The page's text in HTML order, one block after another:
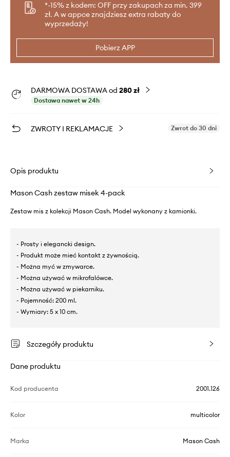
*-15% z kodem: OFF przy zakupach za min. 399
zł. A w appce znajdziesz extra rabaty do
wyprzedaży!
Pobierz APP
DARMOWA DOSTAWA od 280 zł
Dostawa nawet w 24h
ZWROTY I REKLAMACJE Zwrot do 30 dni
Opis produktu
Mason Cash zestaw misek 4-pack
Zestaw mis z kolekcji Mason Cash. Model wykonany z kamionki.
- Prosty i elegancki design.
- Produkt może mieć kontakt z żywnością.
- Można myć w zmywarce.
- Można używać w mikrofalówce.
- Można używać w piekarniku.
- Pojemność: 200 ml.
- Wymiary: 5 x 10 cm.
Szczegóły produktu
Dane produktu
Kod producenta 2001.126
Kolor multicolor
Marka Mason Cash